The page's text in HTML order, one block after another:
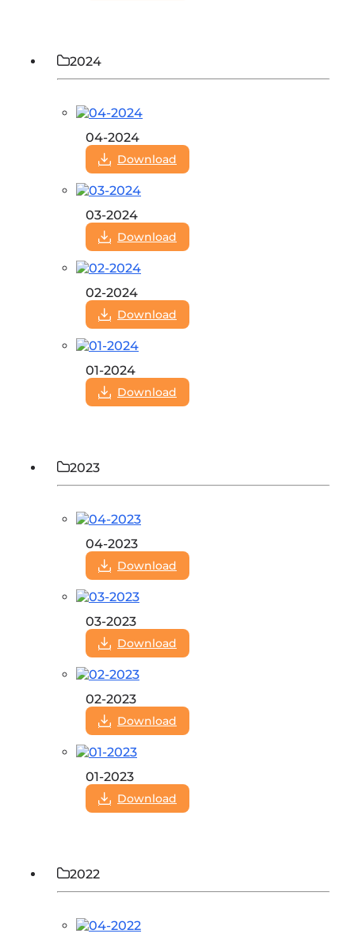
2024
04-2024
Download
03-2024
Download
02-2024
Download
01-2024
Download
2023
04-2023
Download
03-2023
Download
02-2023
Download
01-2023
Download
2022